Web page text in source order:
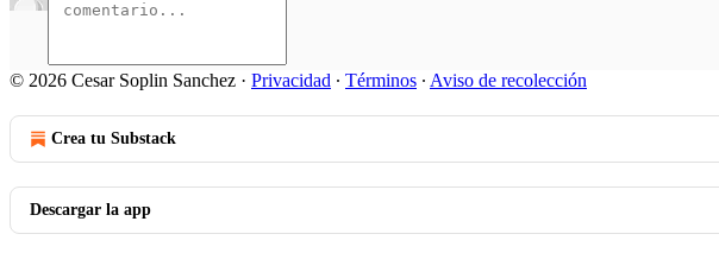
© 2026 Cesar Soplin Sanchez · Privacidad ∙ Términos ∙ Aviso de recolección
Crea tu Substack
Descargar la app